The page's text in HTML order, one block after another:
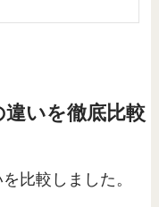
いを徹底比較
比較しました。